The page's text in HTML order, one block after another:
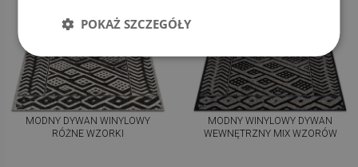
MODNY DYWAN WINYLOWY
RÓŻNE WZORKI
MODNY WINYLOWY DYWAN
WEWNĘTRZNY MIX WZORÓW
POKAŻ SZCZEGÓŁY